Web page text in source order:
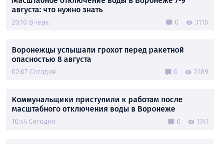
августа: что нужно знать
20:10 Вчера 0 3118
Воронежцы услышали грохот перед ракетной
опасностью 8 августа
02:07 Сегодня 0 2289
Коммунальщики приступили к работам после
масштабного отключения воды в Воронеже
10:44 Сегодня 0 1741